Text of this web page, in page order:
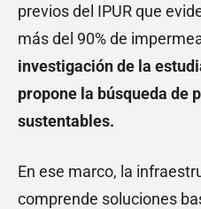
previos del IPUR que
más del 90% de
investigación de la
propone la búsqueda de
sustentables.
En ese marco, la
comprende soluciones